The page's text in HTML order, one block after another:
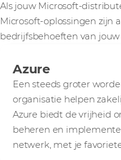
Als jouw Microsoft-
Microsoft-oplossingen zijn
bedrijfsbehoeften van
Azure
Een steeds groter
organisatie helpen
Azure biedt de vrijheid
beheren en
netwerk, met je